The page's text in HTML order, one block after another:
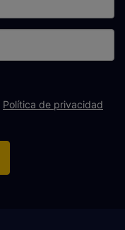
Política de privacidad